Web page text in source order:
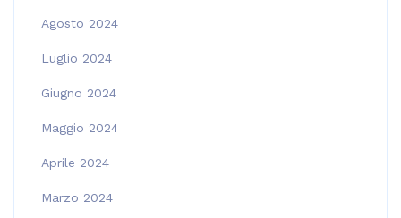
Agosto 2024
Luglio 2024
Giugno 2024
Maggio 2024
Aprile 2024
Marzo 2024